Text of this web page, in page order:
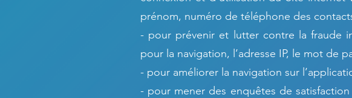
prénom, numéro de téléphone des
- pour prévenir et lutter contre la fraude
pour la navigation, l’adresse IP, le mot de
- pour améliorer la navigation sur
- pour mener des enquêtes de